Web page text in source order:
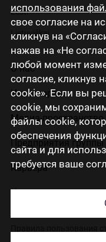
использования
свое согласие на
кликнув на
нажав на «Не
любой момент
согласие, кликнув
cookie». Если вы
cookie, мы
файлы cookie,
обеспечения
сайта и для
требуется ваше
Eesti
Lietuviškai
О нас
Инвесторам
Медиа-пространство
Предприятия группы
Карьера
Контакты